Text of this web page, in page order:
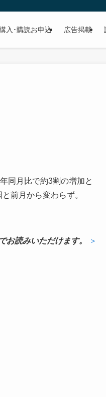
購入･購読お申込 広告掲載
同月比で約3割の増加と
前月から変わらず。
読みいただけます。
＞